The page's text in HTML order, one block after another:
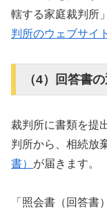
轄する家庭裁判所
判所のウェブサイト
（4）回答書
裁判所に書類を提
判所から、相続放
書） が届きます。
「照会書（回答